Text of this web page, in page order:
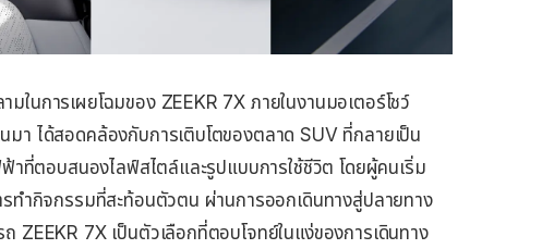
ในการเผยโฉมของ ZEEKR 7X ภายในงานมอเตอร์โชว์
า ได้สอดคล้องกับการเติบโตของตลาด SUV ที่กลายเป็น
ฟ้าที่ตอบสนองไลฟ์สไตล์และรูปแบบการใช้ชีวิต โดยผู้คนเริ่ม
ทำกิจกรรมที่สะท้อนตัวตน ผ่านการออกเดินทางสู่ปลายทาง
ZEEKR 7X เป็นตัวเลือกที่ตอบโจทย์ในแง่ของการเดินทาง